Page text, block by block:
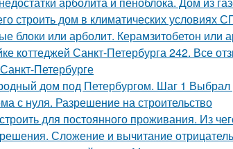
строить дом в климатических условиях
блоки или арболит. Керамзитобетон
коттеджей Санкт-Петербурга 242. Все
Петербурге
дом под Петербургом. Шаг 1 Выбрал
с нуля. Разрешение на строительство
для постоянного проживания. Из
Сложение и вычитание